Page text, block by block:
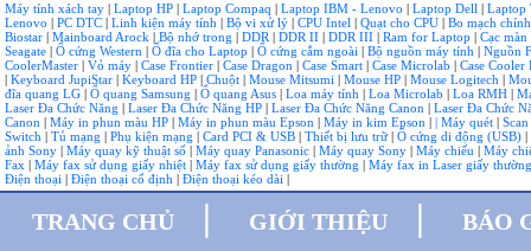
Máy tính xách tay | Laptop HP | Laptop Compaq | Laptop IBM - Lenovo | Laptop Dell | Laptop
Lenovo | PC DTC | Linh kiện máy tính | Bộ vi xử lý | CPU Intel | Quạt cho CPU | Bo mạch
Biostar | Mainboard Arock | Bộ nhớ trong | DDR | DDR II | DDR III | Ram for Laptop | Cạc
Seagate | Ổ cứng Western | Ổ đĩa cho Laptop | Ổ cứng cắm ngoài | Bộ nguồn máy tính | Nguồn
CoolerMaster | Vỏ máy | Case Frontier | Case Dragon | Case Smart | Case Microlab | Case Cooler
| Keyboard JupiStar | Keyboard HP | Chuột | Mouse Mitsumi | Mouse HP | Mouse Logitech |
đĩa quang LG | Ổ quang Samsung | Ổ quang Asus | Loa máy tính | Loa Microlab | Loa RMH |
Laser Đa Chức Năng | Laser Đa Chức Năng HP | Laser Đa Chức Năng Canon | Laser Đa Chức
Canon | Máy in phun màu HP | Máy in phun màu Epson | Máy in kim Epson | | Máy quét |
Switch | Tủ mạng | Phụ kiện mạng | Card PCI & USB | Thiết bị lưu trữ| Ổ cứng di động (USB) |
ảnh Sony | Máy quay kỹ thuật số | Máy quay Panasonic | Máy quay Sony | Máy chiếu | Máy
Fax | Máy fax sử dụng giấy nhiệt | Máy fax sử dụng giấy thường | Máy fax in Laser giấy
Điện thoại | Điện thoại cố định | Điện thoại kéo dài |
TRANG CHỦ | GIỚI THIỆU |
BÁO